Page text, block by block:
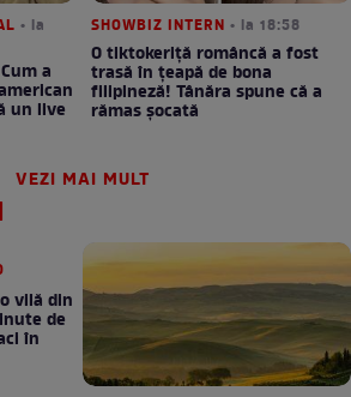
• la
a
un live
SHOWBIZ INTERN • la 18:58
O tiktokeriță româncă a fost
trasă în țeapă de bona
filipineză! Tânăra spune că a
rămas șocată
VEZI MAI MULT
vilă din
de
în